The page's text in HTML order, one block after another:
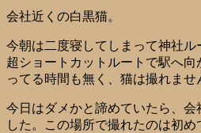
会社近くの白黒猫。
今朝は二度寝してしまって神社ル
超ショートカットルートで駅へ
ってる時間も無く、猫は撮れませ
今日はダメかと諦めていたら、
した。この場所で撮れたのは初